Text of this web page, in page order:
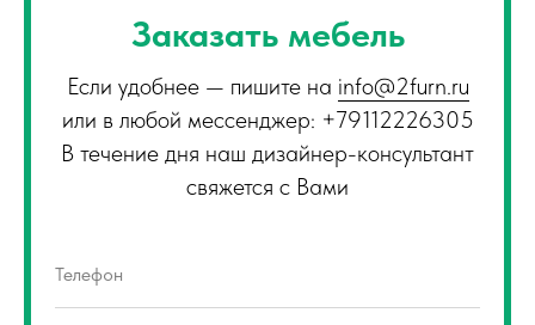
Заказать мебель
Если удобнее — пишите на info@2furn.ru
или в любой мессенджер: +79112226305
В течение дня наш дизайнер-консультант
свяжется с Вами
Телефон